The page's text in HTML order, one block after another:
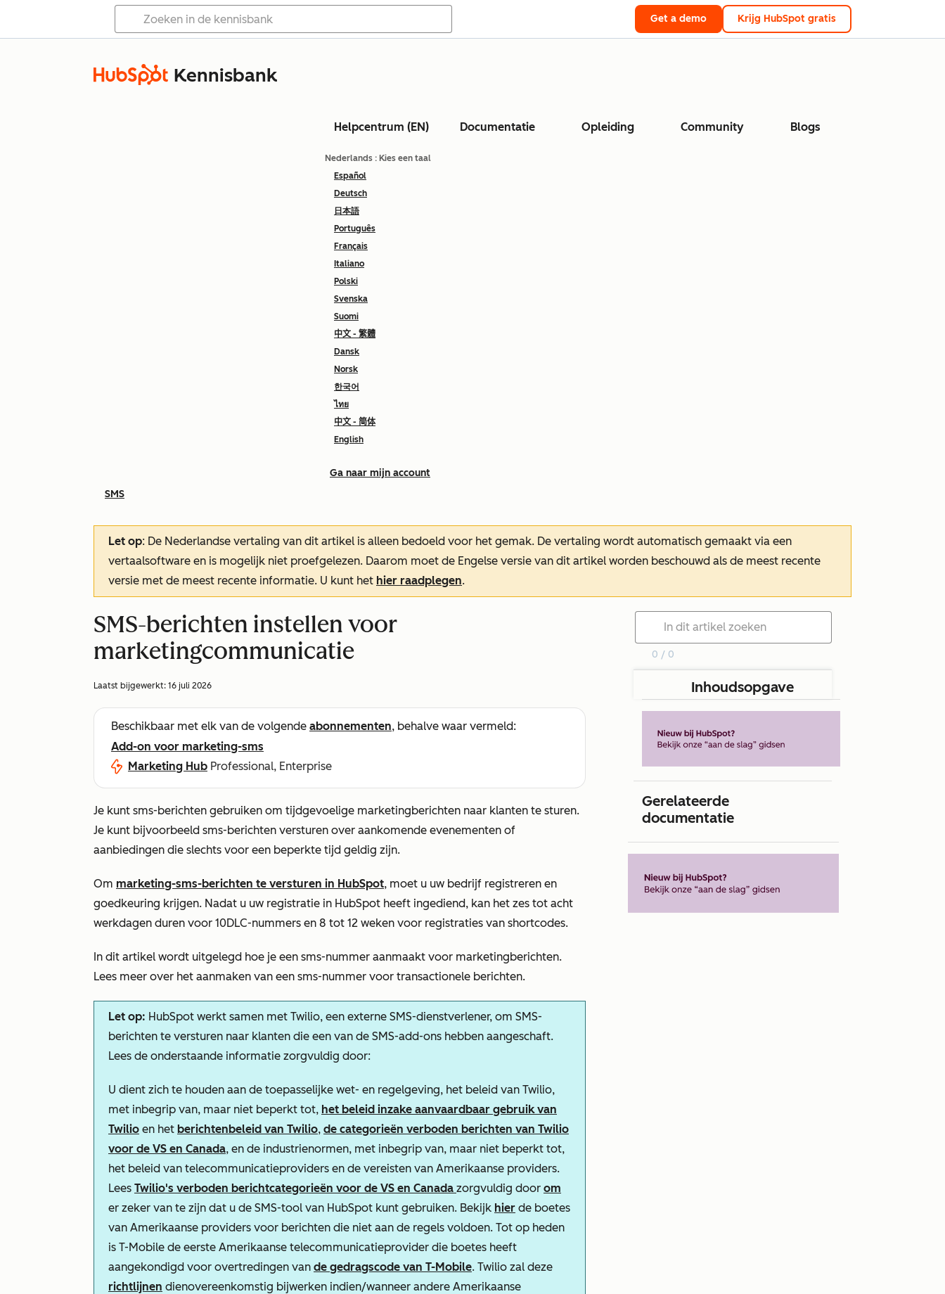
Get a demo Krijg HubSpot gratis
Kennisbank
Helpcentrum (EN) Documentatie Opleiding Community Blogs
Nederlands : Kies een taal
Español
Deutsch
日本語
Português
Français
Italiano
Polski
Svenska
Suomi
中文 - 繁體
Dansk
Norsk
한국어
ไทย
中文 - 简体
English
Ga naar mijn account
SMS
Let op: De Nederlandse vertaling van dit artikel is alleen bedoeld voor het gemak. De vertaling wordt automatisch gemaakt via een
vertaalsoftware en is mogelijk niet proefgelezen. Daarom moet de Engelse versie van dit artikel worden beschouwd als de meest recente
versie met de meest recente informatie. U kunt het hier raadplegen.
SMS-berichten instellen voor
marketingcommunicatie
Laatst bijgewerkt: 16 juli 2026
Beschikbaar met elk van de volgende abonnementen, behalve waar vermeld:
Add-on voor marketing-sms
Marketing Hub Professional, Enterprise
Je kunt sms-berichten gebruiken om tijdgevoelige marketingberichten naar klanten te sturen.
Je kunt bijvoorbeeld sms-berichten versturen over aankomende evenementen of
aanbiedingen die slechts voor een beperkte tijd geldig zijn.
Om marketing-sms-berichten te versturen in HubSpot, moet u uw bedrijf registreren en
goedkeuring krijgen. Nadat u uw registratie in HubSpot heeft ingediend, kan het zes tot acht
werkdagen duren voor 10DLC-nummers en 8 tot 12 weken voor registraties van shortcodes.
In dit artikel wordt uitgelegd hoe je een sms-nummer aanmaakt voor marketingberichten.
Lees meer over het aanmaken van een sms-nummer voor transactionele berichten.
Let op: HubSpot werkt samen met Twilio, een externe SMS-dienstverlener, om SMS-
berichten te versturen naar klanten die een van de SMS-add-ons hebben aangeschaft.
Lees de onderstaande informatie zorgvuldig door:
U dient zich te houden aan de toepasselijke wet- en regelgeving, het beleid van Twilio,
met inbegrip van, maar niet beperkt tot, het beleid inzake aanvaardbaar gebruik van
Twilio en het berichtenbeleid van Twilio, de categorieën verboden berichten van Twilio
voor de VS en Canada, en de industrienormen, met inbegrip van, maar niet beperkt tot,
het beleid van telecommunicatieproviders en de vereisten van Amerikaanse providers.
Lees Twilio's verboden berichtcategorieën voor de VS en Canada zorgvuldig door om
er zeker van te zijn dat u de SMS-tool van HubSpot kunt gebruiken. Bekijk hier de boetes
van Amerikaanse providers voor berichten die niet aan de regels voldoen. Tot op heden
is T-Mobile de eerste Amerikaanse telecommunicatieprovider die boetes heeft
aangekondigd voor overtredingen van de gedragscode van T-Mobile. Twilio zal deze
richtlijnen dienovereenkomstig bijwerken indien/wanneer andere Amerikaanse
0 / 0
Inhoudsopgave
Gerelateerde
documentatie